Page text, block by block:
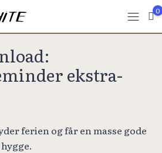
0
ekstra-
ferien og får en masse gode